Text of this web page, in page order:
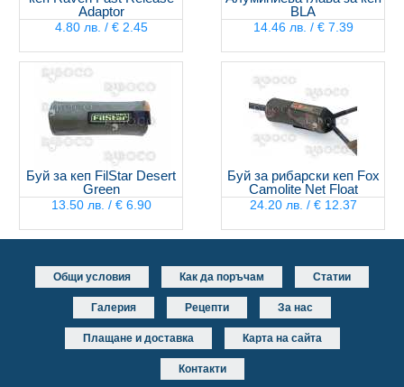
Adaptor
4.80 лв. / € 2.45
BLA
14.46 лв. / € 7.39
Буй за кеп FilStar Desert
Green
13.50 лв. / € 6.90
Буй за рибарски кеп Fox
Camolite Net Float
24.20 лв. / € 12.37
Общи условия Как да поръчам Статии
Галерия Рецепти За нас
Плащане и доставка Карта на сайта
Контакти